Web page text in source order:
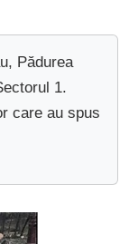
Pădurea
1.
care au spus